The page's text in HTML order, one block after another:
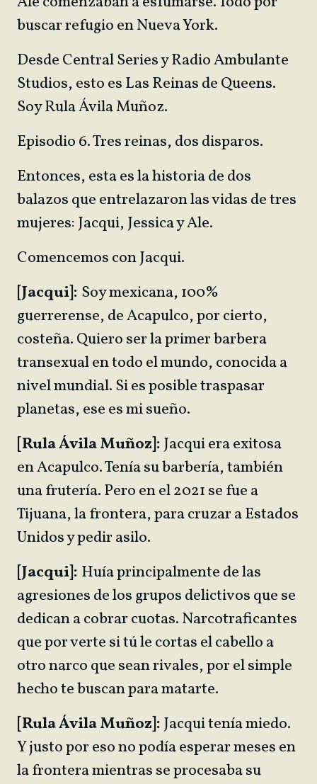
buscar refugio en Nueva York.
Desde Central Series y Radio Ambulante
Studios, esto es Las Reinas de Queens.
Soy Rula Ávila Muñoz.
Episodio 6. Tres reinas, dos disparos.
Entonces, esta es la historia de dos
balazos que entrelazaron las vidas de tres
mujeres: Jacqui, Jessica y Ale.
Comencemos con Jacqui.
[Jacqui]: Soy mexicana, 100%
guerrerense, de Acapulco, por cierto,
costeña. Quiero ser la primer barbera
transexual en todo el mundo, conocida a
nivel mundial. Si es posible traspasar
planetas, ese es mi sueño.
[Rula Ávila Muñoz]:Jacqui era exitosa
en Acapulco. Tenía su barbería, también
una frutería. Pero en el 2021 se fue a
Tijuana, la frontera, para cruzar a Estados
Unidos y pedir asilo.
[Jacqui]: Huía principalmente de las
agresiones de los grupos delictivos que se
dedican a cobrar cuotas. Narcotraficantes
que por verte si tú le cortas el cabello a
otro narco que sean rivales, por el simple
hecho te buscan para matarte.
[Rula Ávila Muñoz]:Jacqui tenía miedo.
Y justo por eso no podía esperar meses en
la frontera mientras se procesaba su